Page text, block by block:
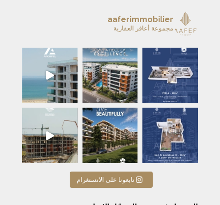
aaferimmobilier
مجموعة أعافر العقارية
A remarkable home is
A beautiful life begins
تابعونا على الانستغرام